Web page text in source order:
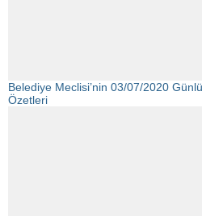
Belediye Meclisi’nin 03/07/2020
Özetleri